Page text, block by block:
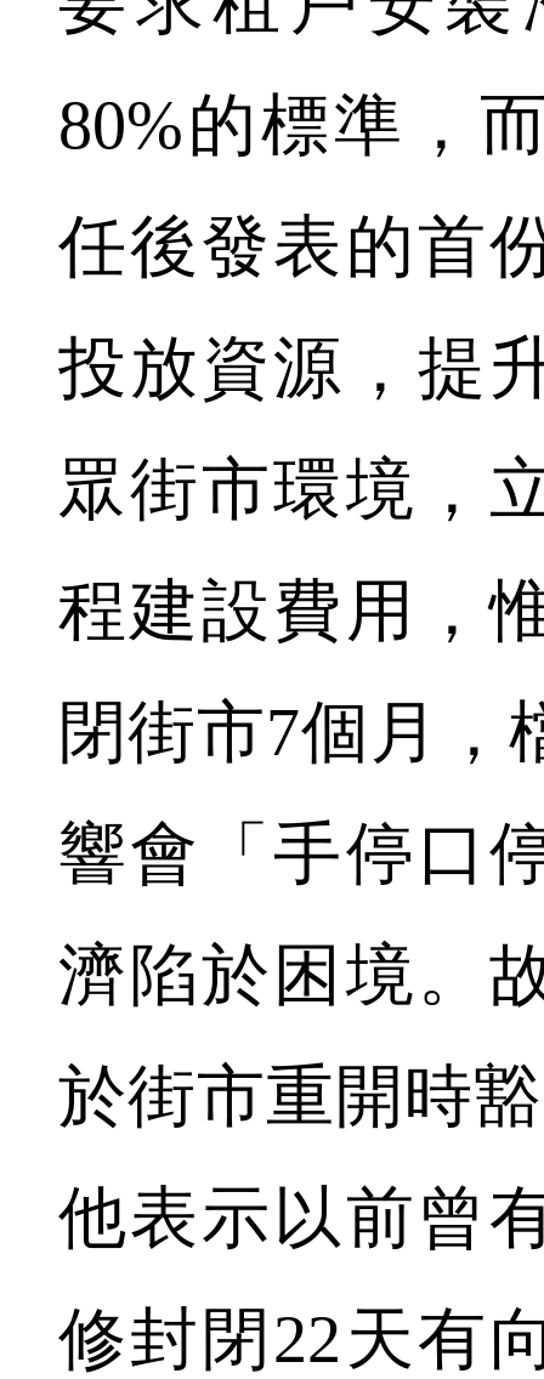
80%的標準，
任後發表的首
投放資源，提
眾街市環境，
程建設費用，
閉街市7個月，
響會「手停口
濟陷於困境。
於街市重開時
他表示以前曾
修封閉22天有